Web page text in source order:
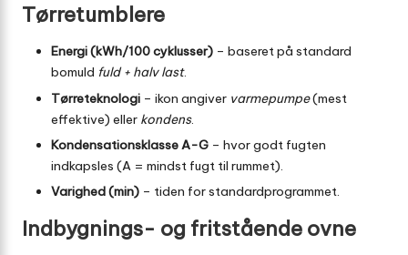
Tørretumblere
Energi (kWh/100 cyklusser) – baseret på standard
bomuld fuld + halv last.
Tørreteknologi – ikon angiver varmepumpe(mest
effektive) eller kondens.
Kondensationsklasse A-G – hvor godt fugten
indkapsles (A = mindst fugt til rummet).
Varighed (min) – tiden for standard­programmet.
Indbygnings- og fritstående ovne